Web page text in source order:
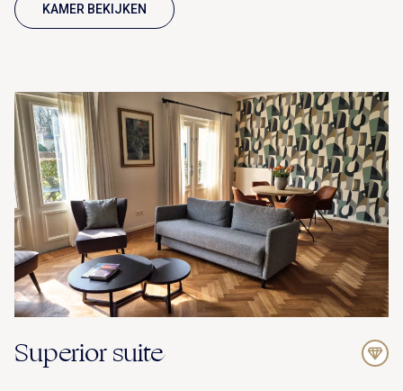
KAMER BEKIJKEN
Superior suite